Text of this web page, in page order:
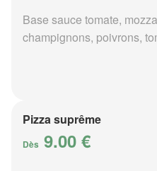
Base sauce tomate,
champignons, poivrons,
Pizza suprême
Dès 9.00 €